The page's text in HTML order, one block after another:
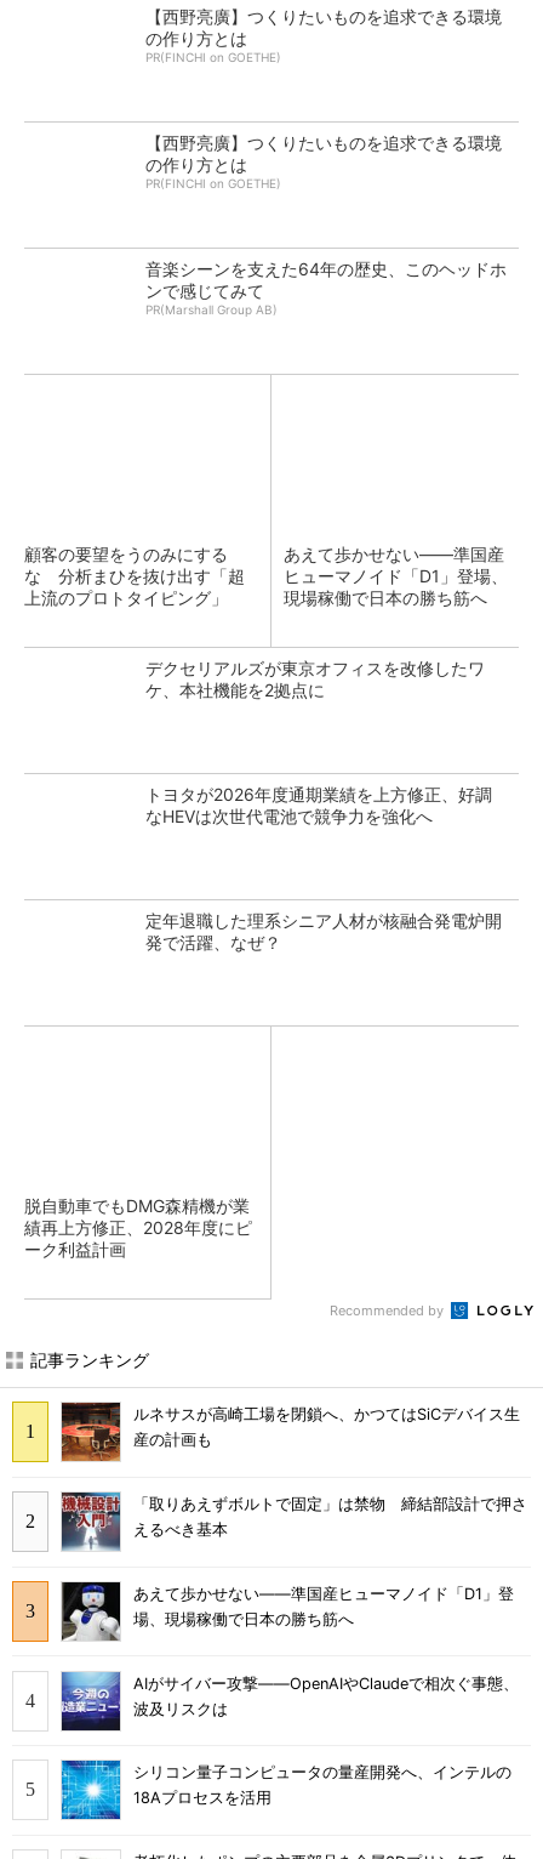
【西野亮廣】つくりたいものを追求できる環境
の作り方とは
PR(FINCHI on GOETHE)
【西野亮廣】つくりたいものを追求できる環境
の作り方とは
PR(FINCHI on GOETHE)
音楽シーンを支えた64年の歴史、このヘッドホ
ンで感じてみて
PR(Marshall Group AB)
顧客の要望をうのみにする
な 分析まひを抜け出す「超
上流のプロトタイピング」
あえて歩かせない――準国産
ヒューマノイド「D1」登場、
現場稼働で日本の勝ち筋へ
デクセリアルズが東京オフィスを改修したワ
ケ、本社機能を2拠点に
トヨタが2026年度通期業績を上方修正、好調
なHEVは次世代電池で競争力を強化へ
定年退職した理系シニア人材が核融合発電炉開
発で活躍、なぜ？
脱自動車でもDMG森精機が業
績再上方修正、2028年度にピ
ーク利益計画
Recommended by
記事ランキング
ルネサスが高崎工場を閉鎖へ、かつてはSiCデバイス生
産の計画も
「取りあえずボルトで固定」は禁物 締結部設計で押さ
えるべき基本
あえて歩かせない――準国産ヒューマノイド「D1」登
場、現場稼働で日本の勝ち筋へ
AIがサイバー攻撃――OpenAIやClaudeで相次ぐ事態、
波及リスクは
シリコン量子コンピュータの量産開発へ、インテルの
18Aプロセスを活用